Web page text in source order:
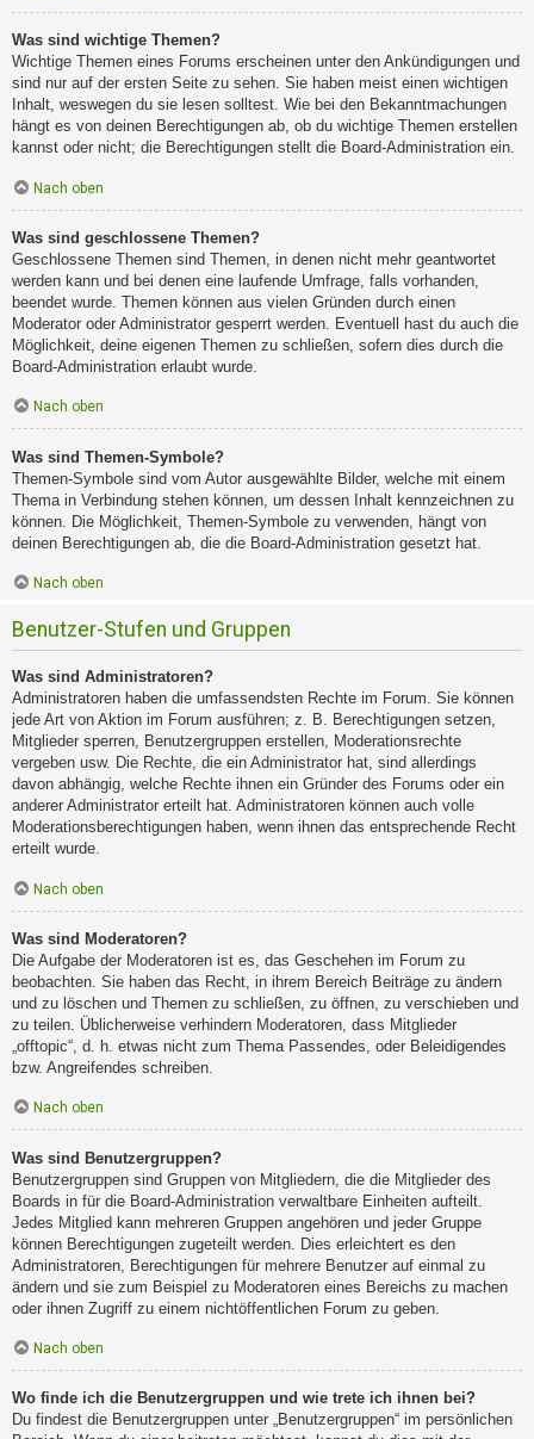
Was sind wichtige Themen?
Wichtige Themen eines Forums erscheinen unter den Ankündigungen und
sind nur auf der ersten Seite zu sehen. Sie haben meist einen wichtigen
Inhalt, weswegen du sie lesen solltest. Wie bei den Bekanntmachungen
hängt es von deinen Berechtigungen ab, ob du wichtige Themen erstellen
kannst oder nicht; die Berechtigungen stellt die Board-Administration ein.
Nach oben
Was sind geschlossene Themen?
Geschlossene Themen sind Themen, in denen nicht mehr geantwortet
werden kann und bei denen eine laufende Umfrage, falls vorhanden,
beendet wurde. Themen können aus vielen Gründen durch einen
Moderator oder Administrator gesperrt werden. Eventuell hast du auch die
Möglichkeit, deine eigenen Themen zu schließen, sofern dies durch die
Board-Administration erlaubt wurde.
Nach oben
Was sind Themen-Symbole?
Themen-Symbole sind vom Autor ausgewählte Bilder, welche mit einem
Thema in Verbindung stehen können, um dessen Inhalt kennzeichnen zu
können. Die Möglichkeit, Themen-Symbole zu verwenden, hängt von
deinen Berechtigungen ab, die die Board-Administration gesetzt hat.
Nach oben
Benutzer-Stufen und Gruppen
Was sind Administratoren?
Administratoren haben die umfassendsten Rechte im Forum. Sie können
jede Art von Aktion im Forum ausführen; z. B. Berechtigungen setzen,
Mitglieder sperren, Benutzergruppen erstellen, Moderationsrechte
vergeben usw. Die Rechte, die ein Administrator hat, sind allerdings
davon abhängig, welche Rechte ihnen ein Gründer des Forums oder ein
anderer Administrator erteilt hat. Administratoren können auch volle
Moderationsberechtigungen haben, wenn ihnen das entsprechende Recht
erteilt wurde.
Nach oben
Was sind Moderatoren?
Die Aufgabe der Moderatoren ist es, das Geschehen im Forum zu
beobachten. Sie haben das Recht, in ihrem Bereich Beiträge zu ändern
und zu löschen und Themen zu schließen, zu öffnen, zu verschieben und
zu teilen. Üblicherweise verhindern Moderatoren, dass Mitglieder
„offtopic“, d. h. etwas nicht zum Thema Passendes, oder Beleidigendes
bzw. Angreifendes schreiben.
Nach oben
Was sind Benutzergruppen?
Benutzergruppen sind Gruppen von Mitgliedern, die die Mitglieder des
Boards in für die Board-Administration verwaltbare Einheiten aufteilt.
Jedes Mitglied kann mehreren Gruppen angehören und jeder Gruppe
können Berechtigungen zugeteilt werden. Dies erleichtert es den
Administratoren, Berechtigungen für mehrere Benutzer auf einmal zu
ändern und sie zum Beispiel zu Moderatoren eines Bereichs zu machen
oder ihnen Zugriff zu einem nichtöffentlichen Forum zu geben.
Nach oben
Wo finde ich die Benutzergruppen und wie trete ich ihnen bei?
Du findest die Benutzergruppen unter „Benutzergruppen“ im persönlichen